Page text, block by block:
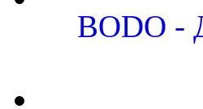
BODO -